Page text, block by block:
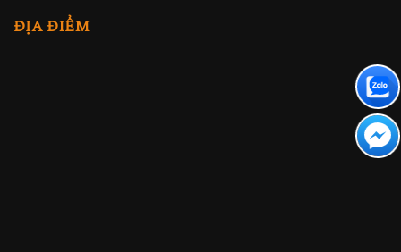
ĐỊA ĐIỂM